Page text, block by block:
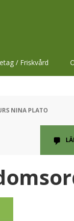
/ Friskvård
NINA PLATO